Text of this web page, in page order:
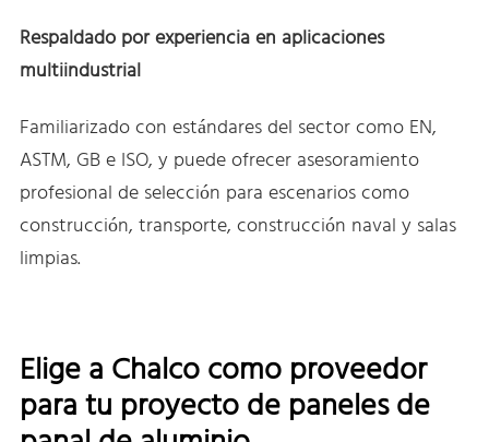
Respaldado por experiencia en aplicaciones
multiindustrial
Familiarizado con estándares del sector como EN,
ASTM, GB e ISO, y puede ofrecer asesoramiento
profesional de selección para escenarios como
construcción, transporte, construcción naval y salas
limpias.
Elige a Chalco como proveedor
para tu proyecto de paneles de